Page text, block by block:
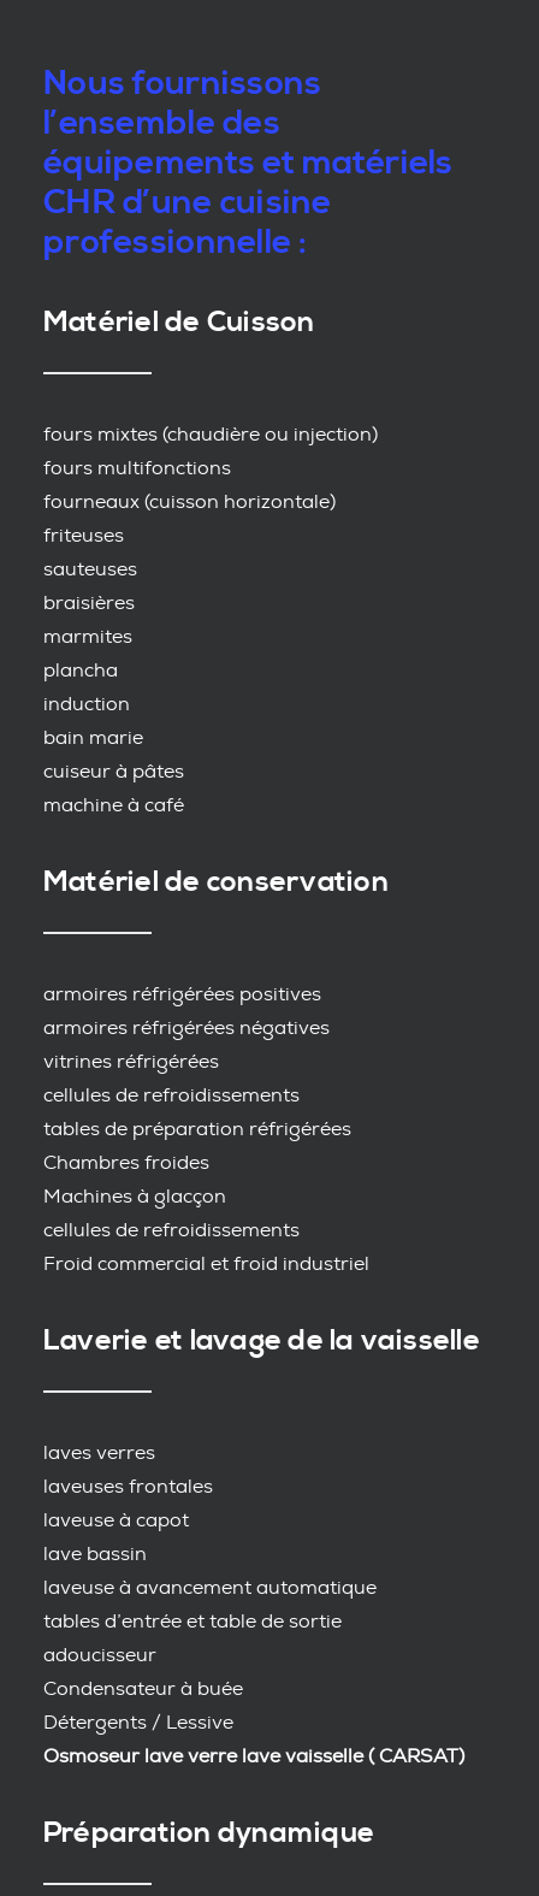
Nous fournissons
l’ensemble des
équipements et matériels
CHR d’une cuisine
professionnelle :
Matériel de Cuisson
fours mixtes (chaudière ou injection)
fours multifonctions
fourneaux (cuisson horizontale)
friteuses
sauteuses
braisières
marmites
plancha
induction
bain marie
cuiseur à pâtes
machine à café
Matériel de conservation
armoires réfrigérées positives
armoires réfrigérées négatives
vitrines réfrigérées
cellules de refroidissements
tables de préparation réfrigérées
Chambres froides
Machines à glacçon
cellules de refroidissements
Froid commercial et froid industriel
Laverie et lavage de la vaisselle
laves verres
laveuses frontales
laveuse à capot
lave bassin
laveuse à avancement automatique
tables d’entrée et table de sortie
adoucisseur
Condensateur à buée
Détergents / Lessive
Osmoseur lave verre lave vaisselle ( CARSAT)
Préparation dynamique